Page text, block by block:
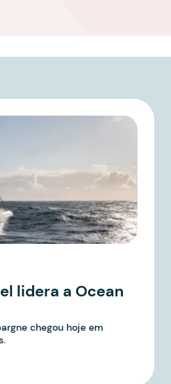
lidera a Ocean
chegou hoje em